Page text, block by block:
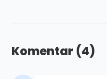
Komentar (4)